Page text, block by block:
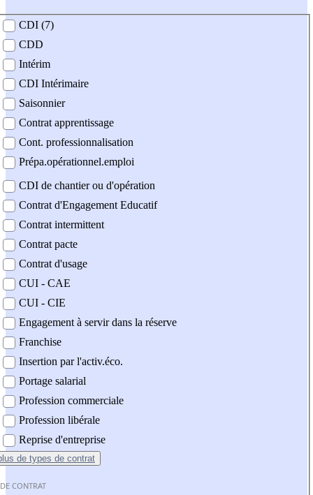
contrat
CDI (7)
CDD
Intérim
CDI Intérimaire
Saisonnier
Contrat apprentissage
Cont. professionnalisation
Prépa.opérationnel.emploi
CDI de chantier ou d'opération
Contrat d'Engagement Educatif
Contrat intermittent
Contrat pacte
Contrat d'usage
CUI - CAE
CUI - CIE
Engagement à servir dans la réserve
Franchise
Insertion par l'activ.éco.
Portage salarial
Profession commerciale
Profession libérale
Reprise d'entreprise
de types de contrat
CONTRAT